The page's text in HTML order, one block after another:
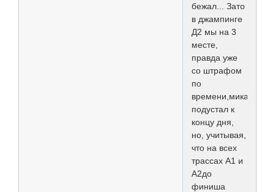
бежал... Зато
в джампинге
Д2 мы на 3
месте,
правда уже
со штрафом
по
времени,мика
подустал к
концу дня,
но, учитывая,
что на всех
трассах А1 и
А2до
финиша